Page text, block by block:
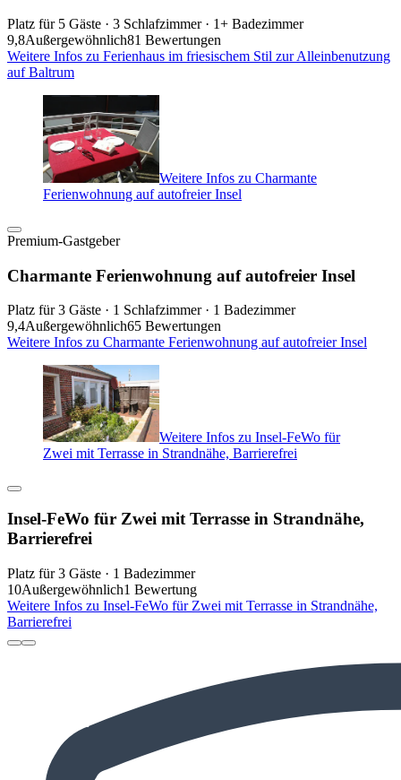
Platz für 5 Gäste · 3 Schlafzimmer · 1+ Badezimmer
9,8Außergewöhnlich81 Bewertungen
Weitere Infos zu Ferienhaus im friesischem Stil zur Alleinbenutzung
auf Baltrum
Weitere Infos zu Charmante
Ferienwohnung auf autofreier Insel
Premium-Gastgeber
Charmante Ferienwohnung auf autofreier Insel
Platz für 3 Gäste · 1 Schlafzimmer · 1 Badezimmer
9,4Außergewöhnlich65 Bewertungen
Weitere Infos zu Charmante Ferienwohnung auf autofreier Insel
Weitere Infos zu Insel-FeWo für
Zwei mit Terrasse in Strandnähe, Barrierefrei
Insel-FeWo für Zwei mit Terrasse in Strandnähe,
Barrierefrei
Platz für 3 Gäste · 1 Badezimmer
10Außergewöhnlich1 Bewertung
Weitere Infos zu Insel-FeWo für Zwei mit Terrasse in Strandnähe,
Barrierefrei